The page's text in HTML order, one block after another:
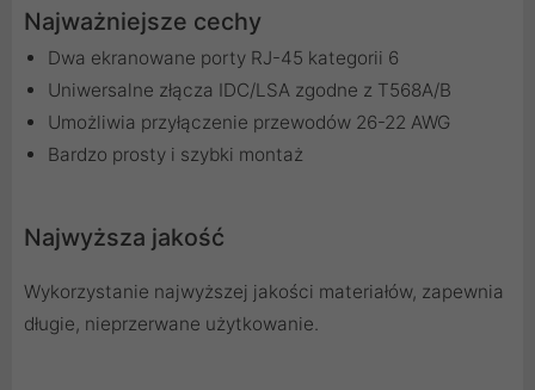
Najważniejsze cechy
Dwa ekranowane porty RJ-45 kategorii 6
Uniwersalne złącza IDC/LSA zgodne z T568A/B
Umożliwia przyłączenie przewodów 26-22 AWG
Bardzo prosty i szybki montaż
Najwyższa jakość
Wykorzystanie najwyższej jakości materiałów, zapewnia
długie, nieprzerwane użytkowanie.